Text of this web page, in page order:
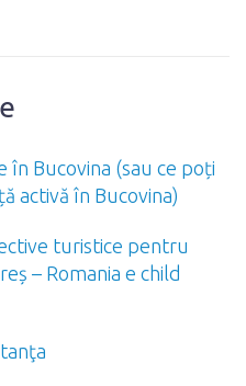
în Bucovina (sau ce poți
activă în Bucovina)
turistice pentru
– Romania e child